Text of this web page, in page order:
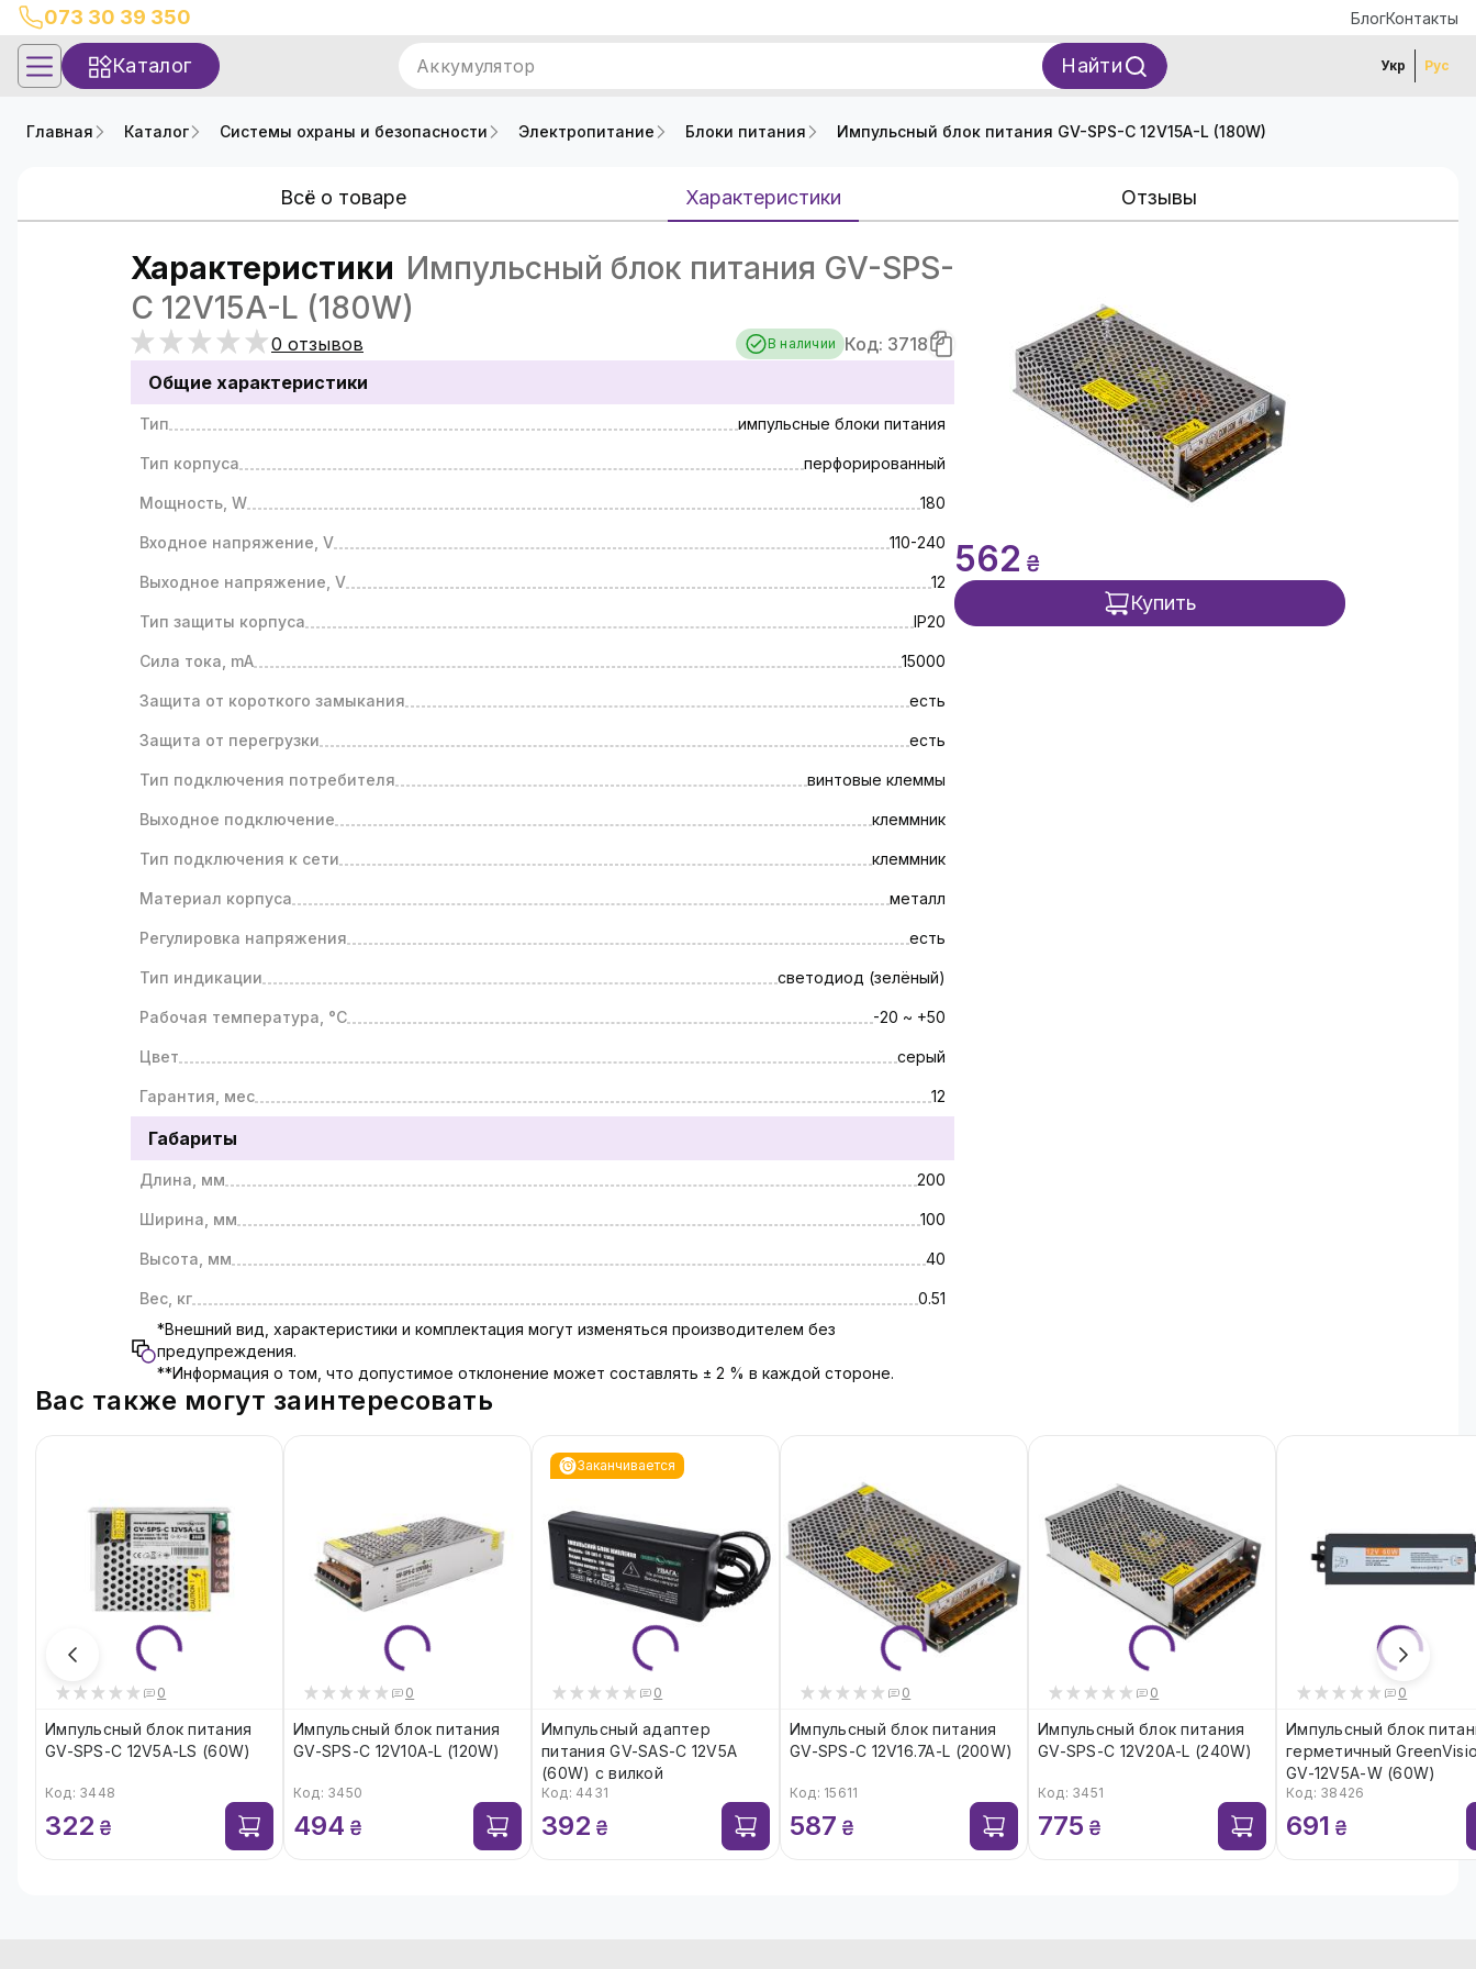
073 30 39 350 БлогКонтакты
Каталог Аккумулятор Найти Укр Рус
Главная Каталог Системы охраны и безопасности Электропитание Блоки питания Импульсный блок питания GV-SPS-С 12V15A-L (180W)
Всё о товаре Характеристики Отзывы
Характеристики Импульсный блок питания GV-SPS-
С 12V15A-L (180W)
0 отзывов В наличии
Код: 3718
Общие характеристики
Тип импульсные блоки питания
Тип корпуса перфорированный
Мощность, W 180
Входное напряжение, V 110-240
Выходное напряжение, V 12
Тип защиты корпуса IP20
Сила тока, mA 15000
Защита от короткого замыкания есть
Защита от перегрузки есть
Тип подключения потребителя винтовые клеммы
Выходное подключение клеммник
Тип подключения к сети клеммник
Материал корпуса металл
Регулировка напряжения есть
Тип индикации светодиод (зелёный)
Рабочая температура, °C -20 ~ +50
Цвет серый
Гарантия, мес 12
Габариты
Длина, мм 200
Ширина, мм 100
Высота, мм 40
Вес, кг
0.51
*Внешний вид, характеристики и комплектация могут изменяться производителем без
предупреждения.
**Информация о том, что допустимое отклонение может составлять ± 2 % в каждой стороне.
562 ₴
Купить
Вас также могут заинтересовать
0
Импульсный блок питания
GV-SPS-C 12V5A-LS (60W)
Код: 3448
322 ₴
0
Импульсный блок питания
GV-SPS-C 12V10A-L (120W)
Код: 3450
494 ₴
Заканчивается
0
Импульсный адаптер
питания GV-SAS-C 12V5A
(60W) с вилкой
Код: 4431
392 ₴
0
Импульсный блок питания
GV-SPS-С 12V16.7A-L (200W)
Код: 15611
587 ₴
0
Импульсный блок питания
GV-SPS-C 12V20A-L (240W)
Код: 3451
775 ₴
0
Импульсный блок
герметичный
GV-12V5А-W (60W)
Код: 38426
691 ₴